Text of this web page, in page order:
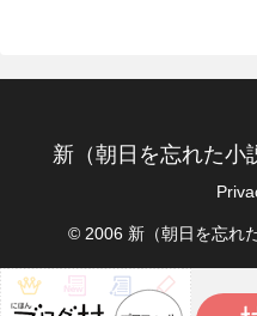
新（朝日を忘れた小
© 2006 新（朝日を忘れ